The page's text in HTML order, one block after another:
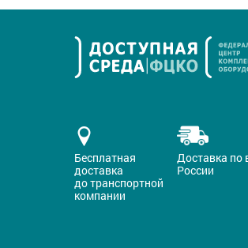
Бесплатная
доставка
до транспортной
компании
Доставка по
России